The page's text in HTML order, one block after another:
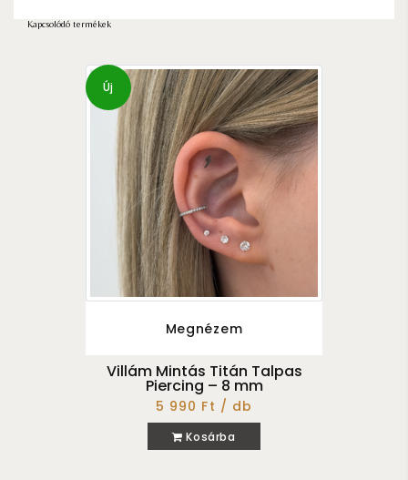
Kapcsolódó termékek
Új
Megnézem
Villám Mintás Titán Talpas
Piercing – 8 mm
5 990 Ft / db
Kosárba